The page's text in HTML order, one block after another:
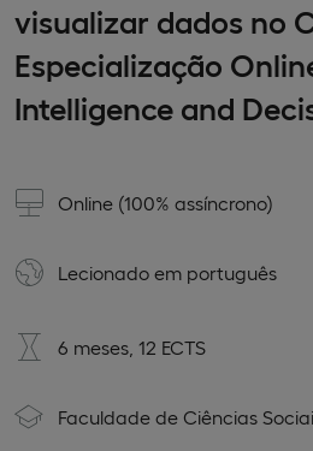
visualizar dados no
Especialização
Intelligence and
Online (100% assíncrono)
Lecionado em português
6 meses, 12 ECTS
Faculdade de Ciências